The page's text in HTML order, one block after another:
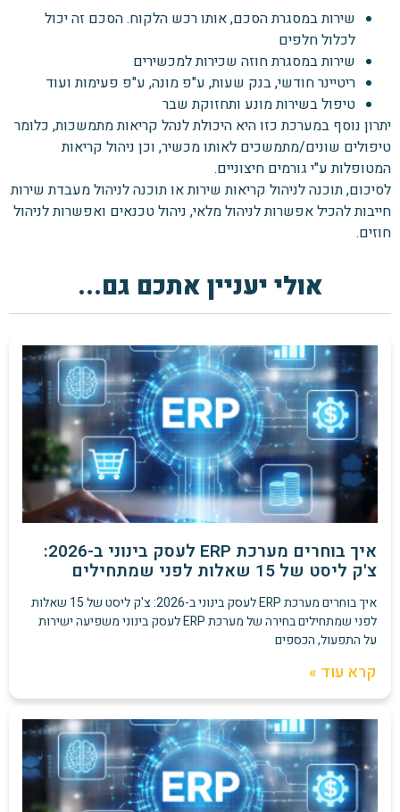
שירות במסגרת הסכם, אותו רכש הלקוח. הסכם זה יכול
לכלול חלפים
שירות במסגרת חוזה שכירות למכשירים
ריטיינר חודשי, בנק שעות, ע"פ מונה, ע"פ פעימות ועוד
טיפול בשירות מונע ותחזוקת שבר
יתרון נוסף במערכת כזו היא היכולת לנהל קריאות מתמשכות, כלומר
טיפולים שונים/מתמשכים לאותו מכשיר, וכן ניהול קריאות
המטופלות ע"י גורמים חיצוניים.
לסיכום, תוכנה לניהול קריאות שירות או תוכנה לניהול מעבדת שירות
חייבות להכיל אפשרות לניהול מלאי, ניהול טכנאים ואפשרות לניהול
חוזים.
אולי יעניין אתכם גם...
איך בוחרים מערכת ERP לעסק בינוני ב-2026:
צ'ק ליסט של 15 שאלות לפני שמתחילים
איך בוחרים מערכת ERP לעסק בינוני ב-2026: צ'ק ליסט של 15 שאלות
לפני שמתחילים בחירה של מערכת ERP לעסק בינוני משפיעה ישירות
על התפעול, הכספים
קרא עוד »